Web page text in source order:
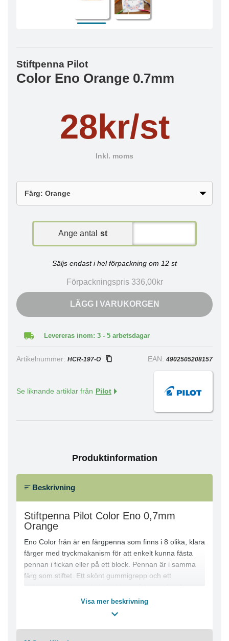
Stiftpenna Pilot
Color Eno Orange 0.7mm
28kr/st
Inkl. moms
Ange antal st
Säljs endast i hel förpackning om 12 st
Förpackningspris 336,00kr
LÄGG I VARUKORGEN
Levereras inom: 3 - 5 arbetsdagar
Artikelnummer: HCR-197-O EAN: 4902505208157
Se liknande artiklar från Pilot
Produktinformation
Beskrivning
Stiftpenna Pilot Color Eno 0,7mm
Orange
Eno Color från är en färgpenna som finns i 8 olika, klara
färger med tryckmakanism för att enkelt kunna fästa
pennan i fickan eller på ett block. Pennan är i samma
färg som stiftet. Ett skönt gummigrepp och ett
Textfärg: Orange
Visa mer beskrivning